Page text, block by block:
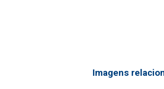
Imagens